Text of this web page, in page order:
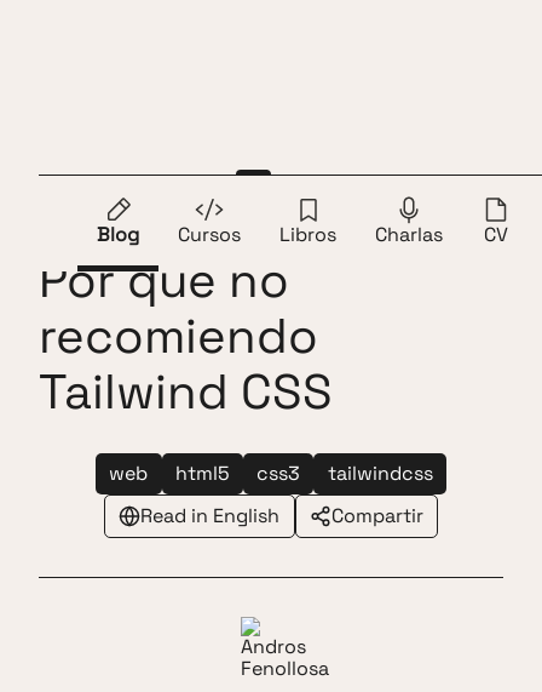
Saltar al contenido
Blog
Cursos Libros Charlas CV
Top 1 en Hacker News
Por qué no
recomiendo
Tailwind CSS
web html5 css3
tailwindcss
Read in English
Compartir